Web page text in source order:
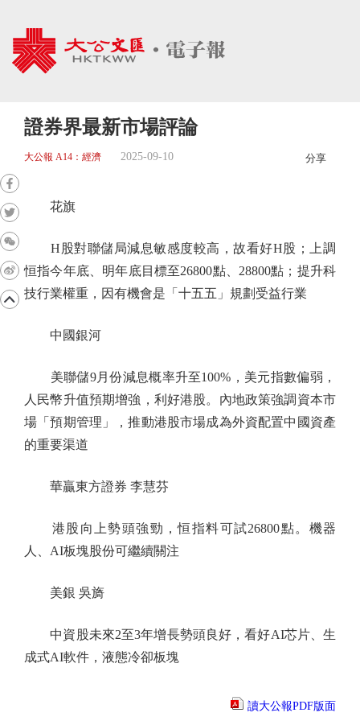
證券界最新市場評論
大公報 A14：經濟 2025-09-10 分享
花旗
H股對聯儲局減息敏感度較高，故看好H股；上調
恒指今年底、明年底目標至26800點、28800點；提升科
技行業權重，因有機會是「十五五」規劃受益行業
中國銀河
美聯儲9月份減息概率升至100%，美元指數偏弱，
人民幣升值預期增強，利好港股。內地政策強調資本市
場「預期管理」，推動港股市場成為外資配置中國資產
的重要渠道
華贏東方證券 李慧芬
港股向上勢頭強勁，恒指料可試26800點。機器
人、AI板塊股份可繼續關注
美銀 吳旖
中資股未來2至3年增長勢頭良好，看好AI芯片、生
成式AI軟件，液態冷卻板塊
讀大公報PDF版面